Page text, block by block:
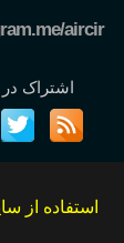
aircir
اشتراک
استفاده از